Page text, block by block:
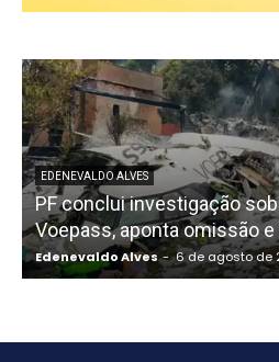
EDENEVALDO ALVES
PF conclui investigação
Voepass, aponta omissão
Edenevaldo Alves - 6 de agosto de